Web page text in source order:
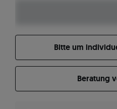
Bitte um
Beratung